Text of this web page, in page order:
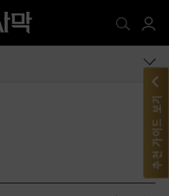
추천 가이드 보기